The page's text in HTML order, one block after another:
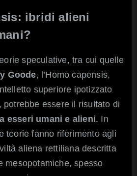
ibridi alieni
speculative, tra cui quelle
Goode, l’Homo capensis,
superiore ipotizzato
potrebbe essere il risultato di
esseri umani e alieni. In
teorie fanno riferimento agli
aliena rettiliana descritta
mesopotamiche, spesso